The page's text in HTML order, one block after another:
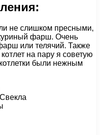
не слишком пресными,
фарш. Очень
или телячий. Также
на пару я советую
были нежным